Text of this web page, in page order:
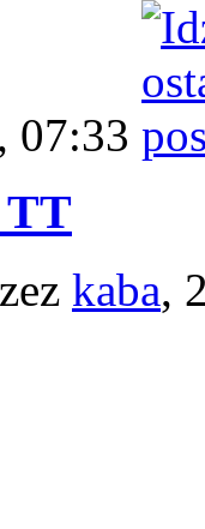
07:33
TT
kaba,